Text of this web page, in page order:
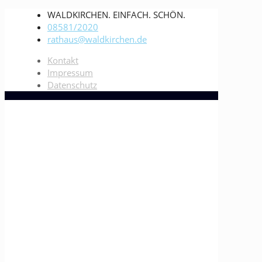
WALDKIRCHEN. EINFACH. SCHÖN.
08581/2020
rathaus@waldkirchen.de
Kontakt
Impressum
Datenschutz